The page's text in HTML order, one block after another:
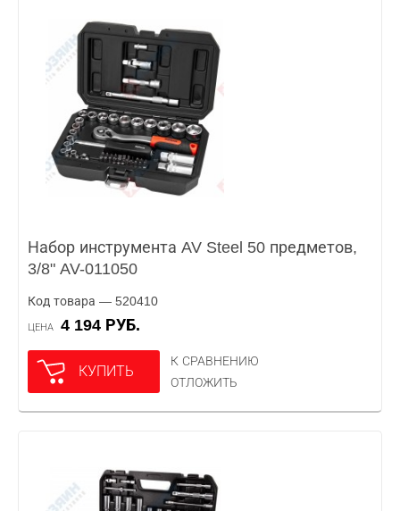
Набор инструмента AV Steel 50 предметов,
3/8" AV-011050
Код товара — 520410
ЦЕНА 4 194 РУБ.
КУПИТЬ
К СРАВНЕНИЮ
ОТЛОЖИТЬ